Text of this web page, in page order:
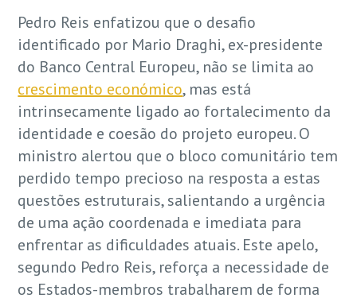
Pedro Reis enfatizou que o desafio
identificado por Mario Draghi, ex-presidente
do Banco Central Europeu, não se limita ao
crescimento económico, mas está
intrinsecamente ligado ao fortalecimento da
identidade e coesão do projeto europeu. O
ministro alertou que o bloco comunitário tem
perdido tempo precioso na resposta a estas
questões estruturais, salientando a urgência
de uma ação coordenada e imediata para
enfrentar as dificuldades atuais. Este apelo,
segundo Pedro Reis, reforça a necessidade de
os Estados-membros trabalharem de forma